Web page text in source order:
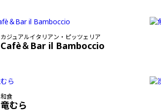
カジュアルイタリアン・ピッツェリア
Cafè＆Bar il Bamboccio
和食
竜むら